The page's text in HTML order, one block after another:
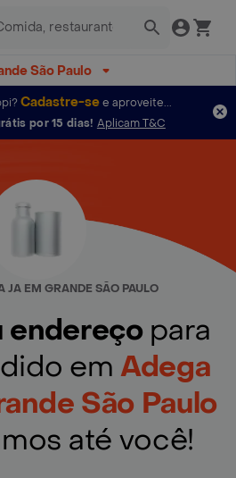
São Paulo
Cadastre-se e aproveite...
por 15 dias! Aplicam T&C
JA EM GRANDE SÃO PAULO
endereço para
em Adega
São Paulo
até você!